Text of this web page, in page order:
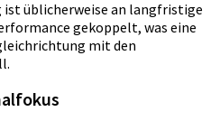
üblicherweise an langfristige
gekoppelt, was eine
mit den